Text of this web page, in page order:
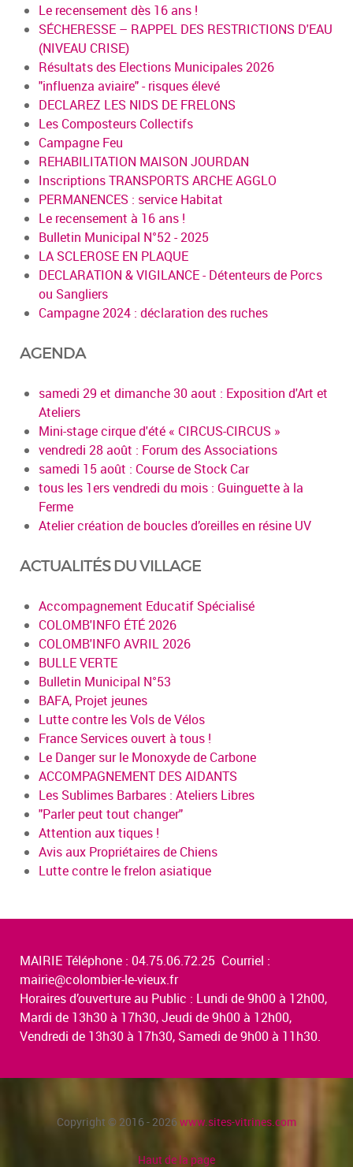
Le recensement dès 16 ans !
SÉCHERESSE – RAPPEL DES RESTRICTIONS D'EAU
(NIVEAU CRISE)
Résultats des Elections Municipales 2026
"influenza aviaire" - risques élevé
DECLAREZ LES NIDS DE FRELONS
Les Composteurs Collectifs
Campagne Feu
REHABILITATION MAISON JOURDAN
Inscriptions TRANSPORTS ARCHE AGGLO
PERMANENCES : service Habitat
Le recensement à 16 ans !
Bulletin Municipal N°52 - 2025
LA SCLEROSE EN PLAQUE
DECLARATION & VIGILANCE - Détenteurs de Porcs
ou Sangliers
Campagne 2024 : déclaration des ruches
AGENDA
samedi 29 et dimanche 30 aout : Exposition d'Art et
Ateliers
Mini-stage cirque d'été « CIRCUS-CIRCUS »
vendredi 28 août : Forum des Associations
samedi 15 août : Course de Stock Car
tous les 1ers vendredi du mois : Guinguette à la
Ferme
Atelier création de boucles d’oreilles en résine UV
ACTUALITÉS DU VILLAGE
Accompagnement Educatif Spécialisé
COLOMB'INFO ÉTÉ 2026
COLOMB'INFO AVRIL 2026
BULLE VERTE
Bulletin Municipal N°53
BAFA, Projet jeunes
Lutte contre les Vols de Vélos
France Services ouvert à tous !
Le Danger sur le Monoxyde de Carbone
ACCOMPAGNEMENT DES AIDANTS
Les Sublimes Barbares : Ateliers Libres
"Parler peut tout changer"
Attention aux tiques !
Avis aux Propriétaires de Chiens
Lutte contre le frelon asiatique
MAIRIE Téléphone : 04.75.06.72.25 Courriel :
mairie@colombier-le-vieux.fr
Horaires d’ouverture au Public : Lundi de 9h00 à 12h00,
Mardi de 13h30 à 17h30, Jeudi de 9h00 à 12h00,
Vendredi de 13h30 à 17h30, Samedi de 9h00 à 11h30.
Copyright © 2016 - 2026 www.sites-vitrines.com
Haut de la page